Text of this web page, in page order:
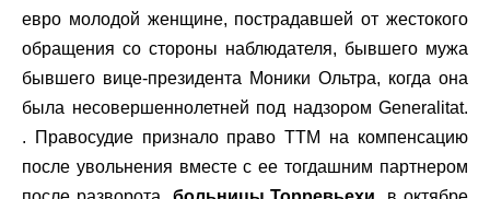
евро молодой женщине, пострадавшей от жестокого
обращения со стороны наблюдателя, бывшего мужа
бывшего вице-президента Моники Ольтра, когда она
была несовершеннолетней под надзором Generalitat.
. Правосудие признало право ТТМ на компенсацию
после увольнения вместе с ее тогдашним партнером